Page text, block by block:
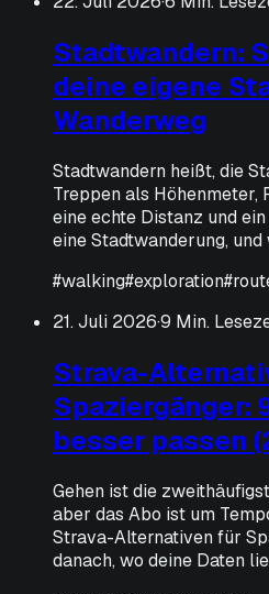
Stadtwandern:
deine eigene
Wanderweg
Stadtwandern heißt, die
Treppen als Höhenmeter,
eine echte Distanz und
eine Stadtwanderung,
#walking#exploration#
21. Juli 2026·9 Min.
Strava-
Spaziergänger:
besser passen
Gehen ist die
aber das Abo ist um
Strava-Alternativen für
danach, wo deine Daten